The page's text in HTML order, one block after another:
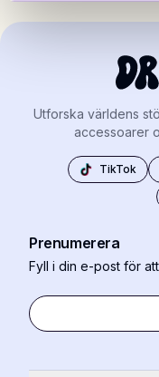
Utforska världens
accessoarer
TikTok
Prenumerera
Fyll i din e-post för